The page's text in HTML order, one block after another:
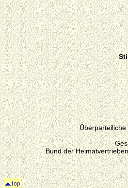
Bund der